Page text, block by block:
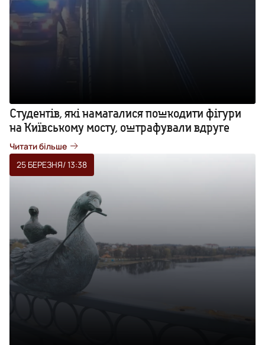
Студентів, які намагалися пошкодити фігури
на Київському мосту, оштрафували вдруге
Читати більше
25 БЕРЕЗНЯ/ 13:38